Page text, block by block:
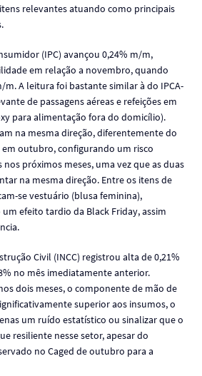
relevantes atuando como principais
(IPC) avançou 0,24% m/m,
em relação a novembro, quando
m. A leitura foi bastante similar à do IPCA-
de passagens aéreas e refeições em
para alimentação fora do domicílio).
na mesma direção, diferentemente do
outubro, configurando um risco
próximos meses, uma vez que as duas
na mesma direção. Entre os itens de
se vestuário (blusa feminina),
efeito tardio da Black Friday, assim
Civil (INCC) registrou alta de 0,21%
no mês imediatamente anterior.
dois meses, o componente de mão de
superior aos insumos, o
um ruído estatístico ou sinalizar que o
resiliente nesse setor, apesar do
no Caged de outubro para a